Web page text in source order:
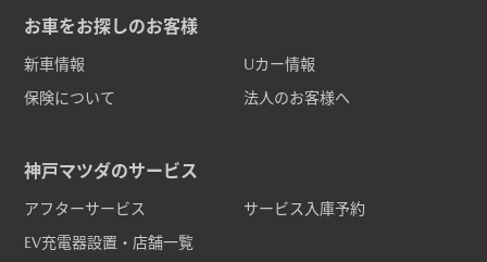
お車をお探しのお客様
新車情報
Uカー情報
保険について
法人のお客様へ
神戸マツダのサービス
アフターサービス
サービス入庫予約
EV充電器設置・店舗一覧